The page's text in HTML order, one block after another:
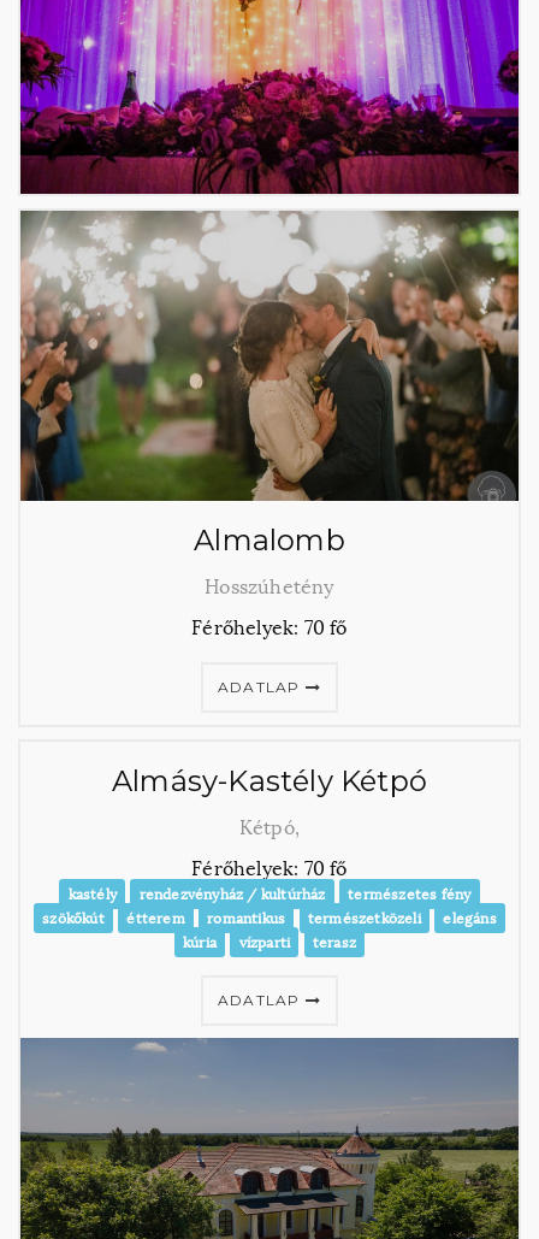
Almalomb
Hosszúhetény
Férőhelyek: 70 fő
ADATLAP
Almásy-Kastély Kétpó
Kétpó,
Férőhelyek: 70 fő
kastély rendezvényház / kultúrház
természetes fény
szökőkút
étterem romantikus természetközeli
elegáns
kúria
vízparti terasz
ADATLAP